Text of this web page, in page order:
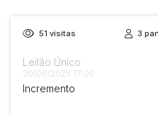
51 visitas 3
Leilão Único
30/06/2025 17:00
Incremento